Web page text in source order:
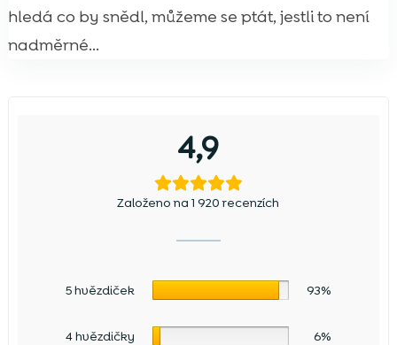
hledá co by snědl, můžeme se ptát, jestli to není
nadměrné...
4,9
Založeno na 1 920 recenzích
5 hvězdiček 93%
4 hvězdičky 6%